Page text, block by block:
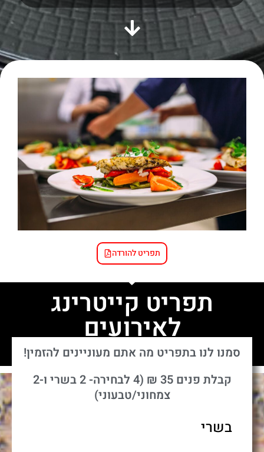
תפריט להורדה
תפריט קייטרינג
לאירועים
בשרי וכשר למהדרין
סמנו לנו בתפריט מה אתם מעוניינים להזמין!
קבלת פנים 35 ₪ (4 לבחירה- 2 בשרי ו-2
צמחוני/טבעוני)
בשרי